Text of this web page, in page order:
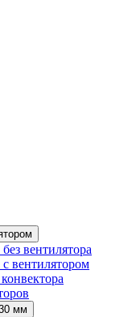
вентилятора
вентилятором
мм